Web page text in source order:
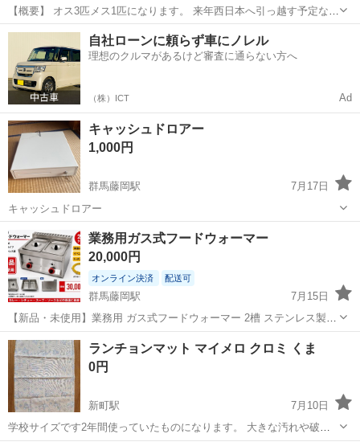
【概要】 オス3匹メス1匹になります。 来年西日本へ引っ越す予定なの
で お気に入りの個体ですが引っ越し時の負担を減らす為に出品しま
す。 状態・発色・体高共にとてもよくオス同士で良くフィンスプレッ
ドをしています。 ...
群馬 藤岡市 北藤岡駅 その他
自社ローンに頼らず車にノレル
理想のクルマがあるけど審査に通らない方へ
（株）ICT Ad
キャッシュドロアー
1,000円
群馬藤岡駅
7月17日
キャッシュドロアー
群馬 藤岡市 群馬藤岡駅 その他
業務用ガス式フードウォーマー
20,000円
オンライン決済 配送可
群馬藤岡駅
7月15日
【新品・未使用】業務用 ガス式フードウォーマー 2槽 ステンレス製
新品・未使用の業務用ガス式フードウォーマーです。 キッチンカー、
飲食店、イベント出店などで、カレー・シチュー・スープ・ソースな
群馬 藤岡市 その他
ランチョンマット マイメロ クロミ くま
0円
新町駅
7月10日
学校サイズです2年間使っていたものになります。 大きな汚れや破れ
などはありませんが、 色褪せやシワ、洗濯による多少の縮みがありま